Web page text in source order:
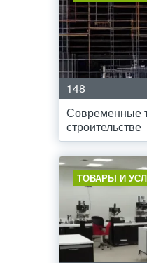
148
Современные
строительстве
ТОВАРЫ И